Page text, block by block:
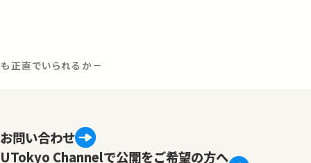
正直でいられるか－
お問い合わせ
UTokyo Channelで公開をご希望の方へ